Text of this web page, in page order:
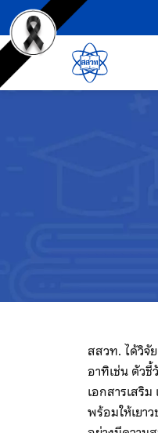
ข้ามไปยังเนื้อหาหลัก
เครื่องมือช่วยเหลือ
สสวท. ได้วิ
อาทิเช่น ตัวชี้
เอกสารเสริ
พร้อมให้เยา